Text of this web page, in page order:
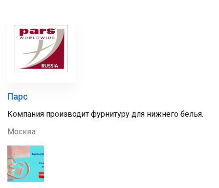
Парс
Компания производит фурнитуру для нижнего белья.
Москва